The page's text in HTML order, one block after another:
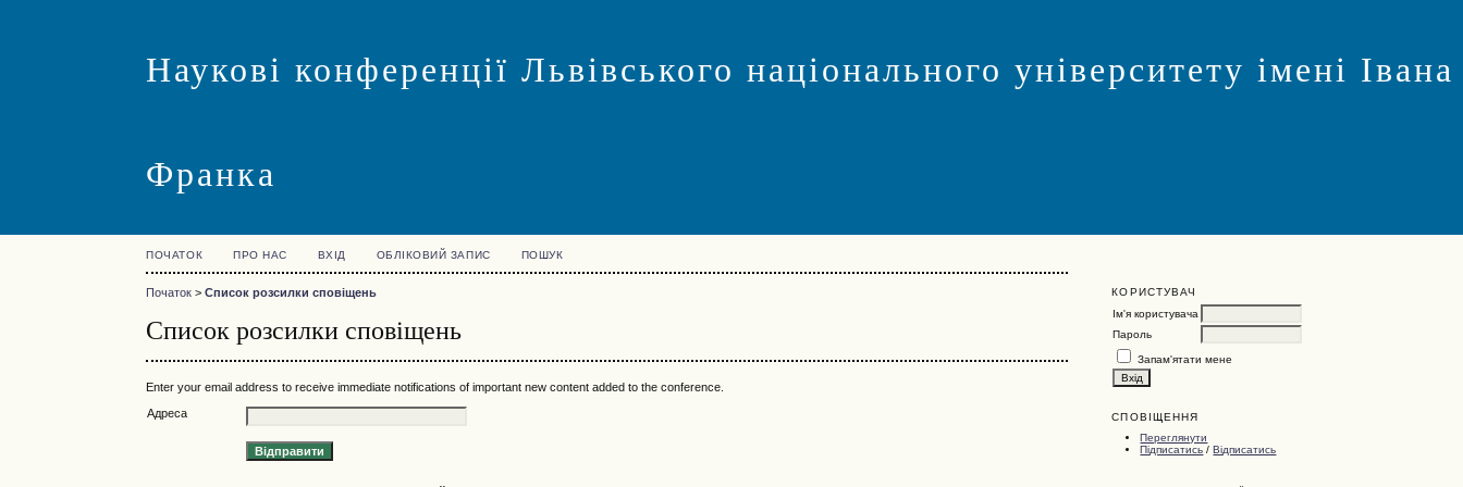
Наукові конференції Львівського національного університету імені Івана
Франка
КОРИСТУВАЧ
Ім'я користувача
Пароль
Запам'ятати мене
СПОВІЩЕННЯ
Переглянути
Підписатись /Відписатись
ПОЧАТОК ПРО НАС ВХІД ОБЛІКОВИЙ ЗАПИС ПОШУК
Початок >Список розсилки сповіщень
Список розсилки сповіщень
Enter your email address to receive immediate notifications of important new content added to the conference.
Адреса